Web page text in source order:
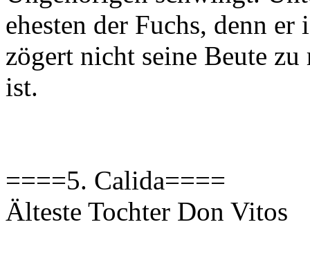
ehesten der Fuchs, denn
zögert nicht seine Beute
ist.
====5. Calida====
Älteste Tochter Don Vitos